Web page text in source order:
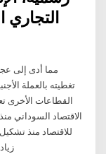
تغطيته بالعملة
القطاعات الأخرى
الاقتصاد السوداني
للاقتصاد منذ